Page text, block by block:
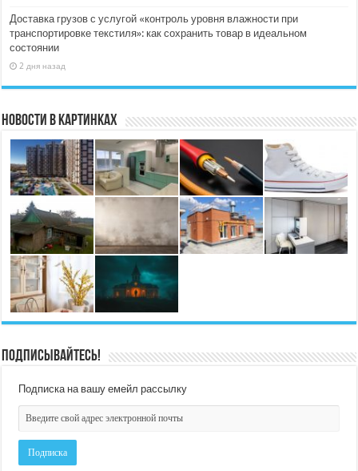
Доставка грузов с услугой «контроль уровня влажности при
транспортировке текстиля»: как сохранить товар в идеальном
состоянии
2 дня назад
Новости в картинках
Подписывайтесь!
Подписка на вашу емейл рассылку